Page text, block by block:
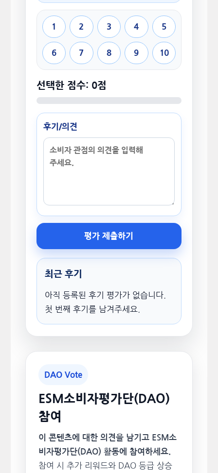
1 2 3 4 5
6 7 8 9 10
선택한 점수: 0점
후기/의견
평가 제출하기
최근 후기
아직 등록된 후기 평가가 없습니다.
첫 번째 후기를 남겨주세요.
DAO Vote
ESM소비자평가단(DAO)
참여
이 콘텐츠에 대한 의견을 남기고 ESM소
비자평가단(DAO) 활동에 참여하세요.
참여 시 추가 리워드와 DAO 등급 상승